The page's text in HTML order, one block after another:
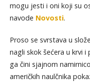
mogu jesti i oni koji su
navode Novosti.
Proso se svrstava u
nagli skok šećera u krvi
ga čini sjajnom
američkih naulčnika